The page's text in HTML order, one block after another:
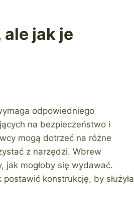
jak je
odpowiedniego
na bezpieczeństwo i
mogą dotrzeć na różne
z narzędzi. Wbrew
jak mogłoby się wydawać.
konstrukcję, by służyła